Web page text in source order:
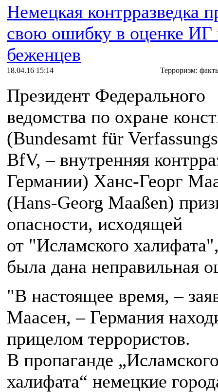
Немецкая контрразведка
свою ошибку в оценке ИГ
беженцев
18.04.16 15:14 Терроризм:
Президент Федерального
ведомства по охране
(Bundesamt für
BfV, – внутренняя
Германии) Ханс-Георг
(Hans-Georg Maaßen)
опасности, исходящей
от "Исламского
была дана неправильная
"В настоящее время, –
Маасен, – Германия
прицелом террористов.
В пропаганде
халифата“ немецкие